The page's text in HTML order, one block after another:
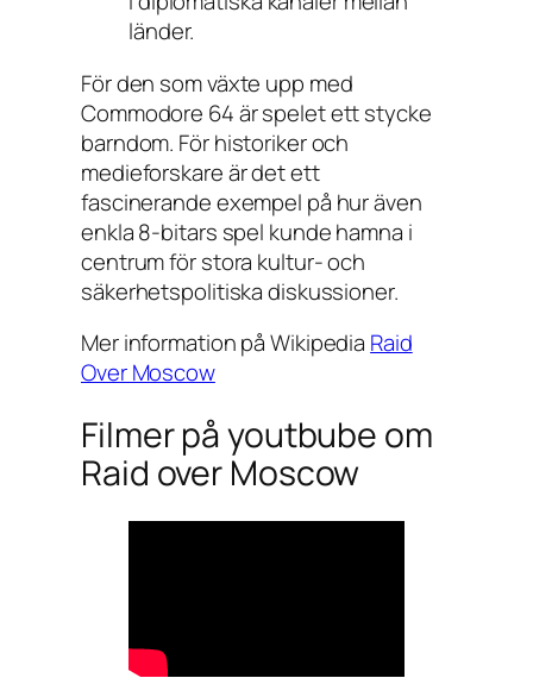
länder.
För den som växte upp med
Commodore 64 är spelet ett stycke
barndom. För historiker och
medieforskare är det ett
fascinerande exempel på hur även
enkla 8-bitars spel kunde hamna i
centrum för stora kultur- och
säkerhetspolitiska diskussioner.
Mer information på Wikipedia Raid
Over Moscow
Filmer på youtbube om
Raid over Moscow